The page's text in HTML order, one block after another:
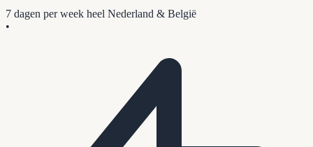
7 dagen per week heel Nederland & België
•